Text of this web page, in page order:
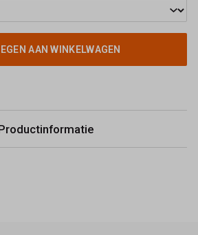
AAN WINKELWAGEN